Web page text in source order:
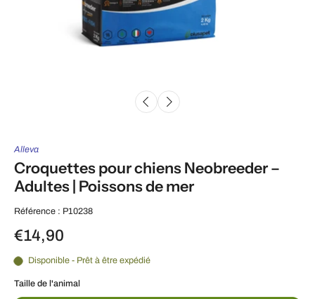
Alleva
Croquettes pour chiens Neobreeder –
Adultes | Poissons de mer
Référence : P10238
€14,90
Disponible - Prêt à être expédié
Taille de l'animal